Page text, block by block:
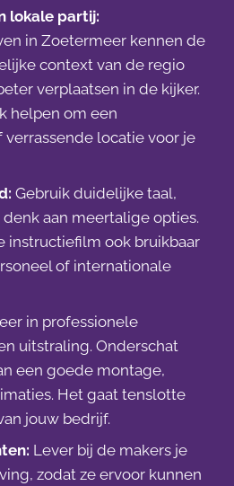
lokale partij:
in Zoetermeer kennen de
context van de regio
verplaatsen in de kijker.
helpen om een
locatie voor je
Gebruik duidelijke taal,
aan meertalige opties.
instructiefilm ook bruikbaar
of internationale
in professionele
uitstraling. Onderschat
een goede montage,
Het gaat tenslotte
jouw bedrijf.
Lever bij de makers je
zodat ze ervoor kunnen